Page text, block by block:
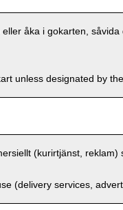
åka i gokarten,
unless designated by
(kurirtjänst, reklam)
(delivery services,